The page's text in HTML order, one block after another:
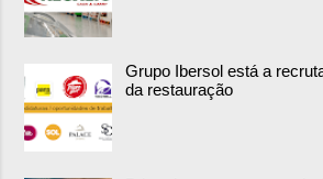
Grupo Ibersol está a
da restauração